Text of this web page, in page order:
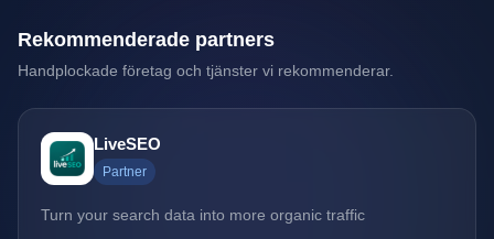
Rekommenderade partners
Handplockade företag och tjänster vi rekommenderar.
LiveSEO
Partner
Turn your search data into more organic traffic